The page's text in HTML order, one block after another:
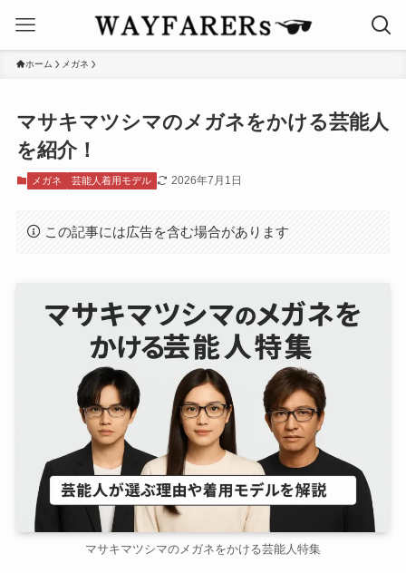
ホーム メガネ
マサキマツシマのメガネをかける芸能人
を紹介！
メガネ 芸能人着用モデル 2026年7月1日
この記事には広告を含む場合があります
マサキマツシマのメガネをかける芸能人特集